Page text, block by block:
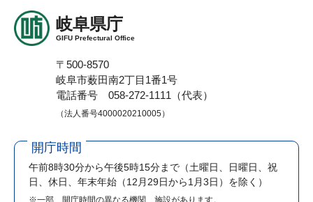
岐阜県庁
GIFU Prefectural Office
〒500-8570
岐阜市薮田南2丁目1番1号
電話番号 058-272-1111（代表）
（法人番号4000020210005）
開庁時間
午前8時30分から午後5時15分まで （土曜日、日曜日、祝
日、休日、年末年始（12月29日から1月3日）を除く）
※一部、開庁時間の異なる機関、施設があります。